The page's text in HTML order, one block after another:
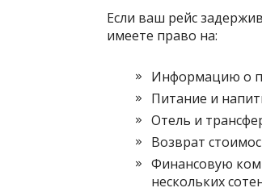
Если ваш рейс
имеете право на:
Информацию о
Питание и
Отель и
Возврат
Финансовую
нескольких